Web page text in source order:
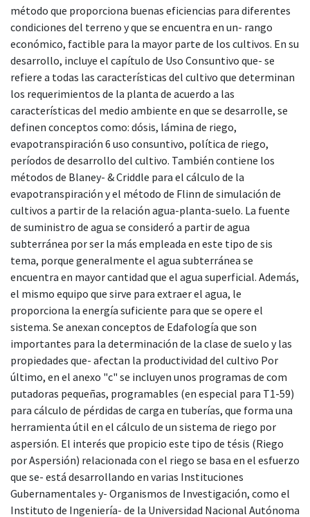
método que proporciona buenas eficiencias para diferentes
condiciones del terreno y que se encuentra en un- rango
económico, factible para la mayor parte de los cultivos. En su
desarrollo, incluye el capítulo de Uso Consuntivo que- se
refiere a todas las características del cultivo que determinan
los requerimientos de la planta de acuerdo a las
características del medio ambiente en que se desarrolle, se
definen conceptos como: dósis, lámina de riego,
evapotranspiración 6 uso consuntivo, política de riego,
períodos de desarrollo del cultivo. También contiene los
métodos de Blaney- & Criddle para el cálculo de la
evapotranspiración y el método de Flinn de simulación de
cultivos a partir de la relación agua-planta-suelo. La fuente
de suministro de agua se consideró a partir de agua
subterránea por ser la más empleada en este tipo de sis
tema, porque generalmente el agua subterránea se
encuentra en mayor cantidad que el agua superficial. Además,
el mismo equipo que sirve para extraer el agua, le
proporciona la energía suficiente para que se opere el
sistema. Se anexan conceptos de Edafología que son
importantes para la determinación de la clase de suelo y las
propiedades que- afectan la productividad del cultivo Por
último, en el anexo "c" se incluyen unos programas de com
putadoras pequeñas, programables (en especial para T1-59)
para cálculo de pérdidas de carga en tuberías, que forma una
herramienta útil en el cálculo de un sistema de riego por
aspersión. El interés que propicio este tipo de tésis (Riego
por Aspersión) relacionada con el riego se basa en el esfuerzo
que se- está desarrollando en varias Instituciones
Gubernamentales y- Organismos de Investigación, como el
Instituto de Ingeniería- de la Universidad Nacional Autónoma